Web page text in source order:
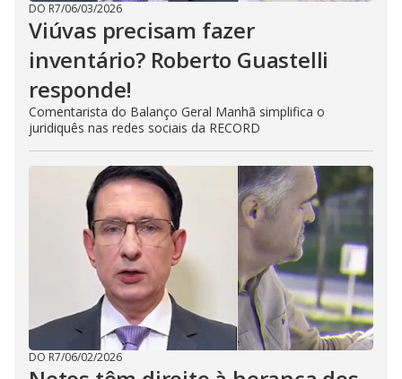
DO R7/06/03/2026
Viúvas precisam fazer
inventário? Roberto Guastelli
responde!
Comentarista do Balanço Geral Manhã simplifica o
juridiquês nas redes sociais da RECORD
DO R7/06/02/2026